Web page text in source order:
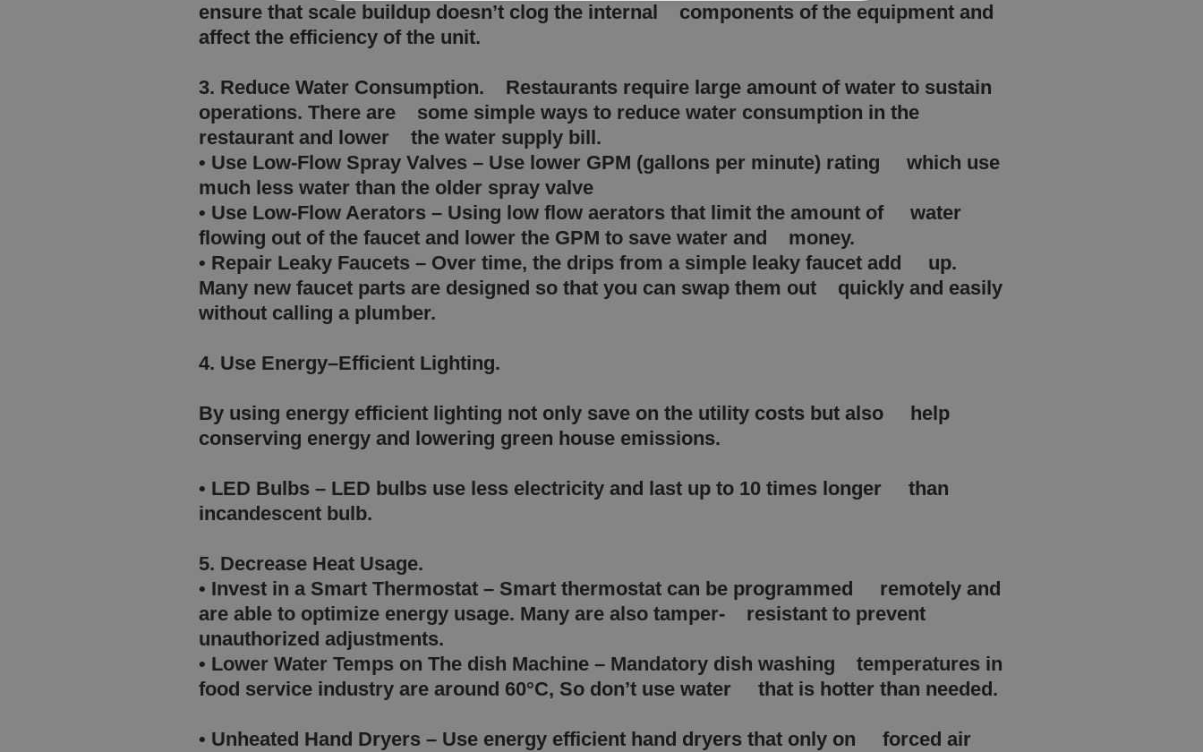
ensure that scale buildup doesn’t clog the internal components of the equipment and
affect the efficiency of the unit.
3. Reduce Water Consumption. Restaurants require large amount of water to sustain
operations. There are some simple ways to reduce water consumption in the
restaurant and lower the water supply bill.
• Use Low-Flow Spray Valves – Use lower GPM (gallons per minute) rating which use
much less water than the older spray valve
• Use Low-Flow Aerators – Using low flow aerators that limit the amount of water
flowing out of the faucet and lower the GPM to save water and money.
• Repair Leaky Faucets – Over time, the drips from a simple leaky faucet add up.
Many new faucet parts are designed so that you can swap them out quickly and easily
without calling a plumber.
4. Use Energy–Efficient Lighting.
By using energy efficient lighting not only save on the utility costs but also help
conserving energy and lowering green house emissions.
• LED Bulbs – LED bulbs use less electricity and last up to 10 times longer than
incandescent bulb.
5. Decrease Heat Usage.
• Invest in a Smart Thermostat – Smart thermostat can be programmed remotely and
are able to optimize energy usage. Many are also tamper- resistant to prevent
unauthorized adjustments.
• Lower Water Temps on The dish Machine – Mandatory dish washing temperatures in
food service industry are around 60°C, So don’t use water that is hotter than needed.
• Unheated Hand Dryers – Use energy efficient hand dryers that only on forced air